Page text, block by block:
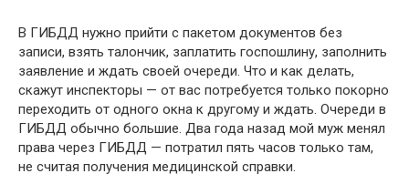
В ГИБДД нужно прийти с пакетом документов без
записи, взять талончик, заплатить госпошлину, заполнить
заявление и ждать своей очереди. Что и как делать,
скажут инспекторы — от вас потребуется только покорно
переходить от одного окна к другому и ждать. Очереди в
ГИБДД обычно большие. Два года назад мой муж менял
права через ГИБДД — потратил пять часов только там,
не считая получения медицинской справки.